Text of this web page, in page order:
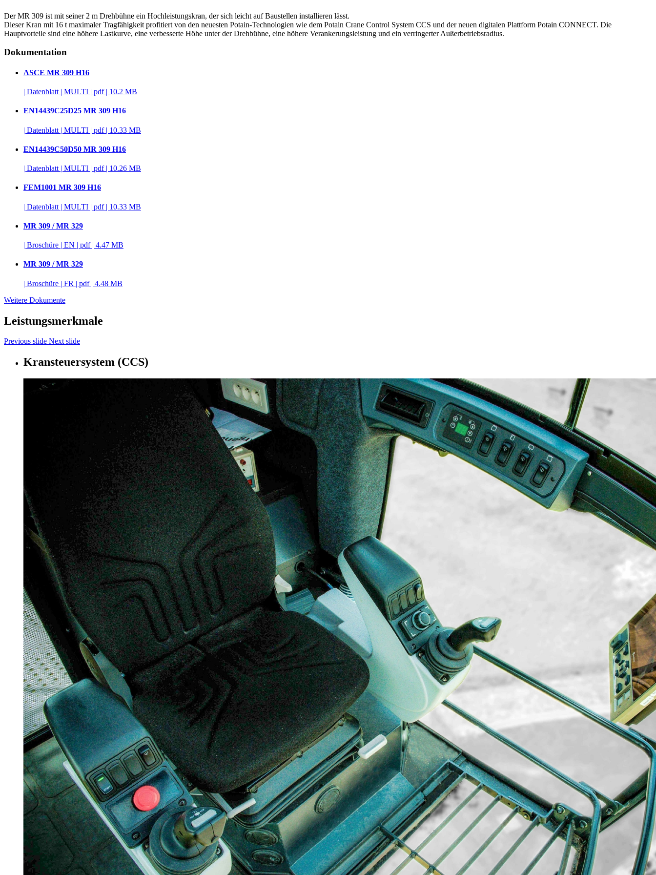
Der MR 309 ist mit seiner 2 m Drehbühne ein Hochleistungskran, der sich leicht auf Baustellen installieren lässt.
Dieser Kran mit 16 t maximaler Tragfähigkeit profitiert von den neuesten Potain-Technologien wie dem Potain Crane Control System CCS und der neuen digitalen Plattform Potain CONNECT. Die
Hauptvorteile sind eine höhere Lastkurve, eine verbesserte Höhe unter der Drehbühne, eine höhere Verankerungsleistung und ein verringerter Außerbetriebsradius.
Dokumentation
ASCE MR 309 H16
| Datenblatt | MULTI | pdf | 10.2 MB
EN14439C25D25 MR 309 H16
| Datenblatt | MULTI | pdf | 10.33 MB
EN14439C50D50 MR 309 H16
| Datenblatt | MULTI | pdf | 10.26 MB
FEM1001 MR 309 H16
| Datenblatt | MULTI | pdf | 10.33 MB
MR 309 / MR 329
| Broschüre | EN | pdf | 4.47 MB
MR 309 / MR 329
| Broschüre | FR | pdf | 4.48 MB
Weitere Dokumente
Leistungsmerkmale
Previous slide Next slide
Kransteuersystem (CCS)